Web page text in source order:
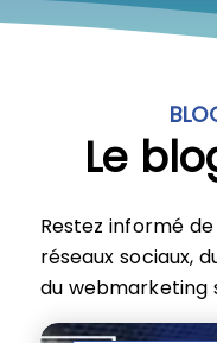
Le
Restez informé
réseaux sociaux,
du webmarketing